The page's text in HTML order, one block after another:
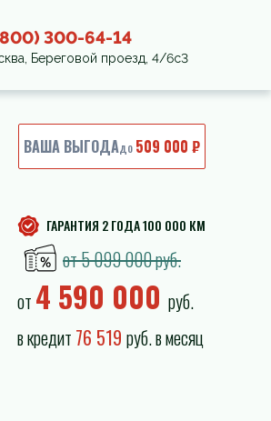
300-64-14
Береговой проезд, 4/6с3
ВАША ВЫГОДАдо509 000 ₽
ГАРАНТИЯ 2 ГОДА 100 000 КМ
от 5 099 000 руб.
от 4 590 000 руб.
в кредит 76 519 руб. в месяц